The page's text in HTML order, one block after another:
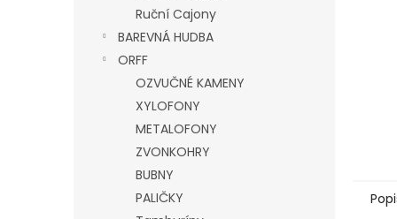
Ruční Cajony
BAREVNÁ HUDBA
ORFF
OZVUČNÉ KAMENY
XYLOFONY
METALOFONY
ZVONKOHRY
BUBNY
PALIČKY